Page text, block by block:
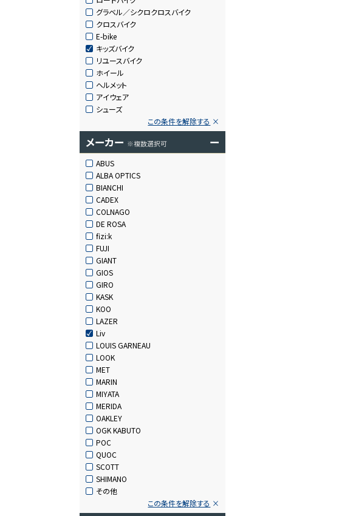
グラベル／シクロクロスバイク
クロスバイク
E-bike
キッズバイク
リユースバイク
ホイール
ヘルメット
アイウェア
シューズ
この条件を解除する
メーカー ※複数選択可 ー
ABUS
ALBA OPTICS
BIANCHI
CADEX
COLNAGO
DE ROSA
fizi:k
FUJI
GIANT
GIOS
GIRO
KASK
KOO
LAZER
Liv
LOUIS GARNEAU
LOOK
MET
MARIN
MIYATA
MERIDA
OAKLEY
OGK KABUTO
POC
QUOC
SCOTT
SHIMANO
その他
この条件を解除する